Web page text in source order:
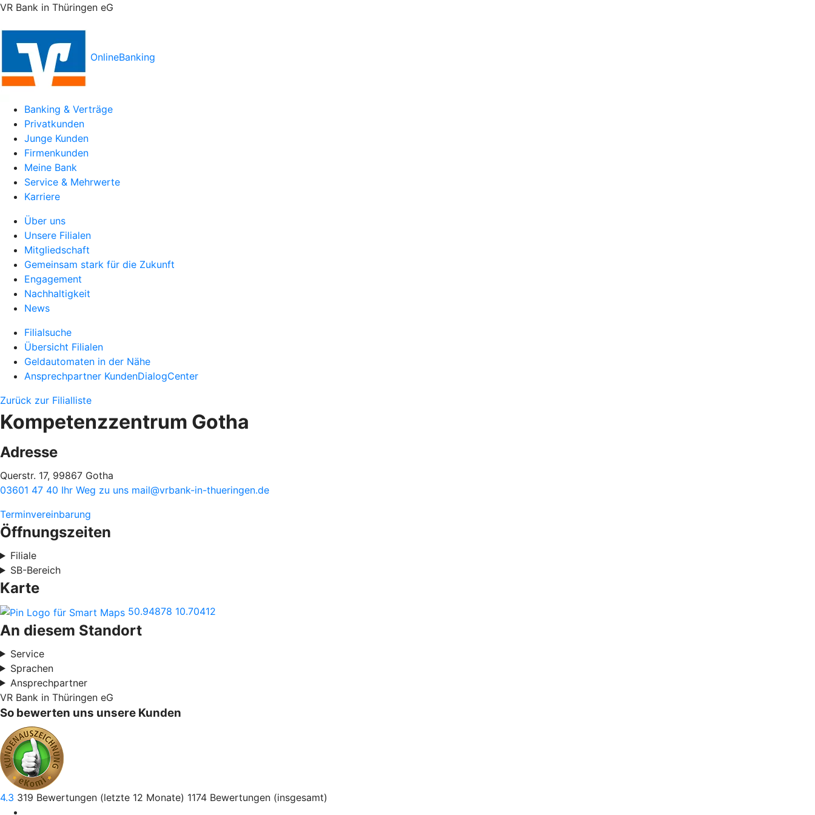
VR Bank in Thüringen eG
OnlineBanking
Banking & Verträge
Privatkunden
Junge Kunden
Firmenkunden
Meine Bank
Service & Mehrwerte
Karriere
Über uns
Unsere Filialen
Mitgliedschaft
Gemeinsam stark für die Zukunft
Engagement
Nachhaltigkeit
News
Filialsuche
Übersicht Filialen
Geldautomaten in der Nähe
Ansprechpartner KundenDialogCenter
Zurück zur Filialliste
Kompetenzzentrum Gotha
Adresse
Querstr. 17, 99867 Gotha
03601 47 40 Ihr Weg zu uns mail@vrbank-in-thueringen.de
Terminvereinbarung
Öffnungszeiten
Filiale
SB-Bereich
Karte
50.94878 10.70412
An diesem Standort
Service
Sprachen
Ansprechpartner
VR Bank in Thüringen eG
So bewerten uns unsere Kunden
4.3 319 Bewertungen (letzte 12 Monate) 1174 Bewertungen (insgesamt)